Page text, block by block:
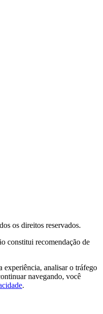
os direitos reservados.
constitui recomendação de
experiência, analisar o tráfego
navegando, você
.